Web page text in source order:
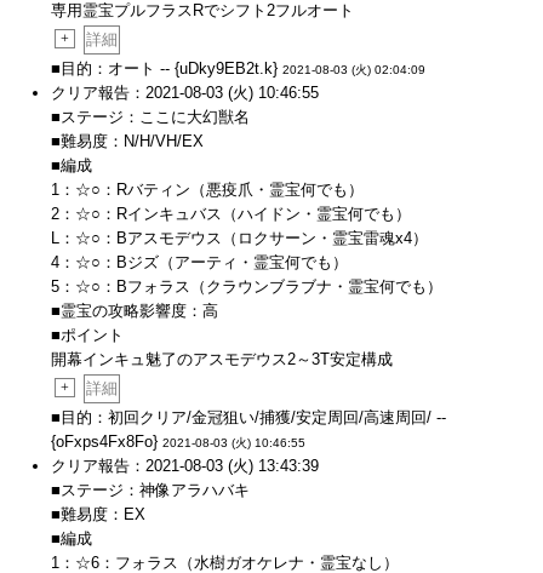
専用霊宝プルフラスRでシフト2フルオート
+
詳細
■目的：オート -- {uDky9EB2t.k} 2021-08-03 (火) 02:04:09
クリア報告：2021-08-03 (火) 10:46:55
■ステージ：ここに大幻獣名
■難易度：N/H/VH/EX
■編成
1：☆○：Rバティン（悪疫爪・霊宝何でも）
2：☆○：Rインキュバス（ハイドン・霊宝何でも）
L：☆○：Bアスモデウス（ロクサーン・霊宝雷魂x4）
4：☆○：Bジズ（アーティ・霊宝何でも）
5：☆○：Bフォラス（クラウンブラブナ・霊宝何でも）
■霊宝の攻略影響度：高
■ポイント
開幕インキュ魅了のアスモデウス2～3T安定構成
+
詳細
■目的：初回クリア/金冠狙い/捕獲/安定周回/高速周回/ --
{oFxps4Fx8Fo} 2021-08-03 (火) 10:46:55
クリア報告：2021-08-03 (火) 13:43:39
■ステージ：神像アラハバキ
■難易度：EX
■編成
1：☆6：フォラス（水樹ガオケレナ・霊宝なし）